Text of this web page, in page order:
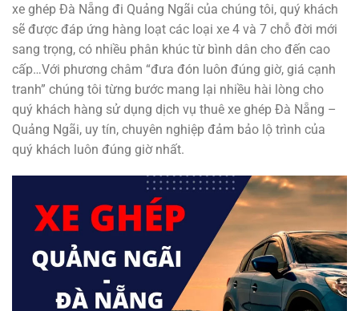
xe ghép Đà Nẵng đi Quảng Ngãi của chúng tôi, quý khách
sẽ được đáp ứng hàng loạt các loại xe 4 và 7 chỗ đời mới
sang trọng, có nhiều phân khúc từ bình dân cho đến cao
cấp…Với phương châm “đưa đón luôn đúng giờ, giá cạnh
tranh” chúng tôi từng bước mang lại nhiều hài lòng cho
quý khách hàng sử dụng dịch vụ thuê xe ghép Đà Nẵng –
Quảng Ngãi, uy tín, chuyên nghiệp đảm bảo lộ trình của
quý khách luôn đúng giờ nhất.